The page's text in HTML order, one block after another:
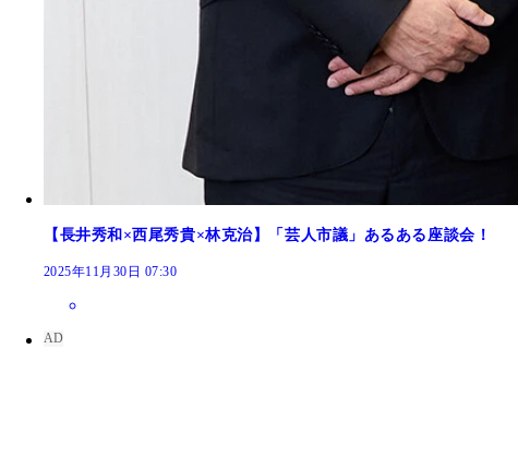
【長井秀和×西尾秀貴×林克治】「芸人市議」あるある座談会！
2025年11月30日 07:30